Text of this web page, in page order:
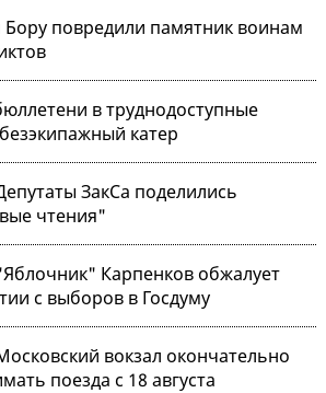
повредили памятник воинам
в труднодоступные
катер
ЗакСа поделились
чтения"
Карпенков обжалует
с выборов в Госдуму
вокзал окончательно
поезда с 18 августа